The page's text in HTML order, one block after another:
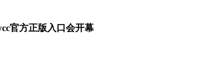
官方正版入口会开幕